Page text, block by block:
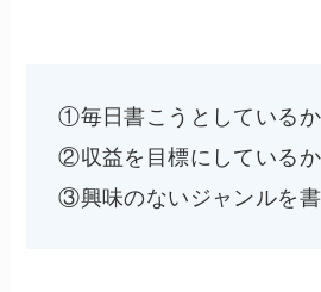
①毎日書こうとしているか
②収益を目標にしているか
③興味のないジャンルを